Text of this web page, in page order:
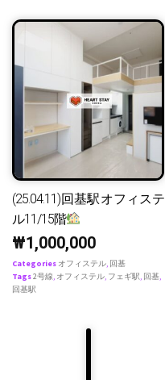
(25.04.11)回基駅オフィステ
ル11/15階
₩1,000,000
Categories オフィステル, 回基
Tags2号線, オフィステル, フェギ駅, 回基,
回基駅